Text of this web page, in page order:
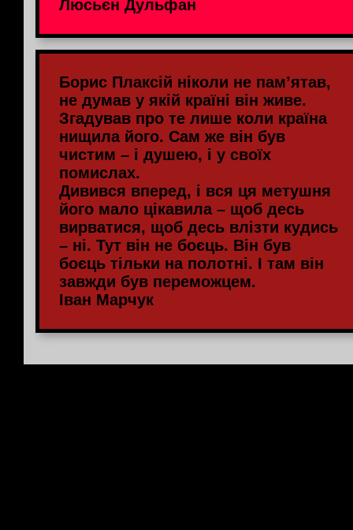
Люсьєн Дульфан
Борис Плаксій ніколи не пам’ятав,
не думав у якій країні він живе.
Згадував про те лише коли країна
нищила його. Сам же він був
чистим – і душею, і у своїх
помислах.
Дивився вперед, і вся ця метушня
його мало цікавила – щоб десь
вирватися, щоб десь влізти кудись
– ні. Тут він не боєць. Він був
боєць тільки на полотні. І там він
завжди був переможцем.
Іван Марчук